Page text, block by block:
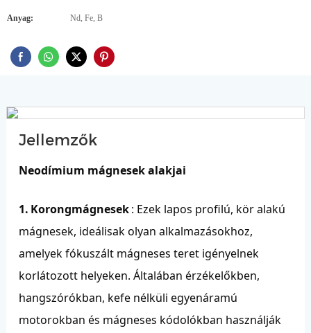
Anyag: Nd, Fe, B
Jellemzők
Neodímium mágnesek alakjai
1. Korongmágnesek: Ezek lapos profilú, kör alakú
mágnesek, ideálisak olyan alkalmazásokhoz,
amelyek fókuszált mágneses teret igényelnek
korlátozott helyeken. Általában érzékelőkben,
hangszórókban, kefe nélküli egyenáramú
motorokban és mágneses kódolókban használják